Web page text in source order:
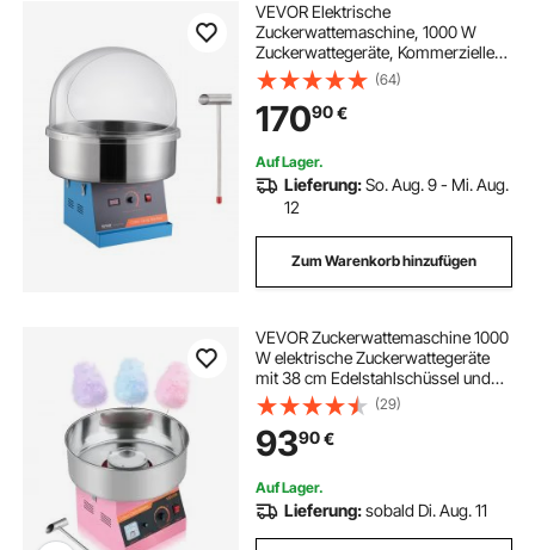
VEVOR Elektrische
Zuckerwattemaschine, 1000 W
Zuckerwattegeräte, Kommerzielle
Zuckerwattemaschine mit
Abdeckung, Edelstahlschüssel &
Zuckerlöffel, Perfekt für
Familienfeiern, Partys (Blau)
(64)
17090€
Auf Lager.
Lieferung:So. Aug. 9 - Mi. Aug.
12
Zum Warenkorb hinzufügen
VEVOR Zuckerwattemaschine 1000
W elektrische Zuckerwattegeräte
mit 38 cm Edelstahlschüssel und
Zuckerlöffel, macht Zuckerwatten
für Geburtstage zu Hause
Familienfeiern, 3500 U/min Pink
(29)
9390€
Auf Lager.
Lieferung:sobald Di. Aug. 11